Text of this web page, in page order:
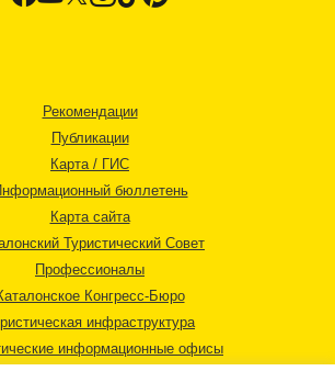
Рекомендации
Публикации
Карта / ГИС
бюллетень
Карта сайта
Туристический Совет
Профессионалы
Конгресс-Бюро
инфраструктура
информационные офисы